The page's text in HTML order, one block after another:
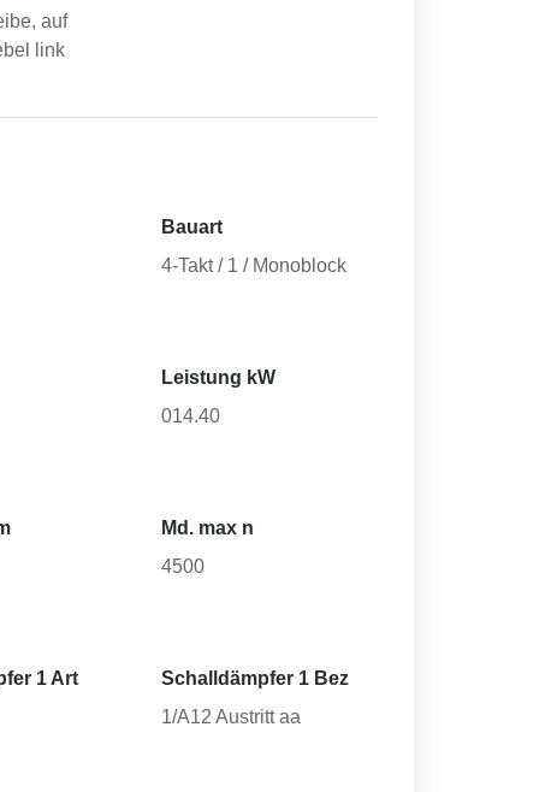
auf
link
Bauart
4-Takt / 1 / Monoblock
Leistung kW
014.40
Md. max n
4500
1 Art
Schalldämpfer 1 Bez
1/A12 Austritt aa